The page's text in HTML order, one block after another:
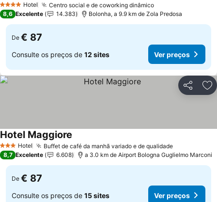
4 EstrelasHotel Centro social e de coworking dinâmico
8,6 Excelente 14.383 Bolonha, a 9.9 km de Zola Predosa
De € 87
Consulte os preços de 12 sites Ver preços
Partilhar
3 EstrelasHotel Buffet de café da manhã variado e de qualidade
Hotel Maggiore
8,7 Excelente 6.608 a 3.0 km de Airport Bologna Guglielmo Marconi
De € 87
Consulte os preços de 15 sites Ver preços